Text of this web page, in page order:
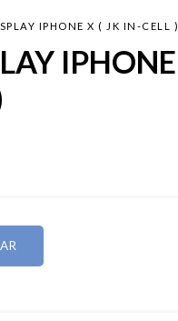
IPHONE X ( JK IN-CELL )
IPHONE